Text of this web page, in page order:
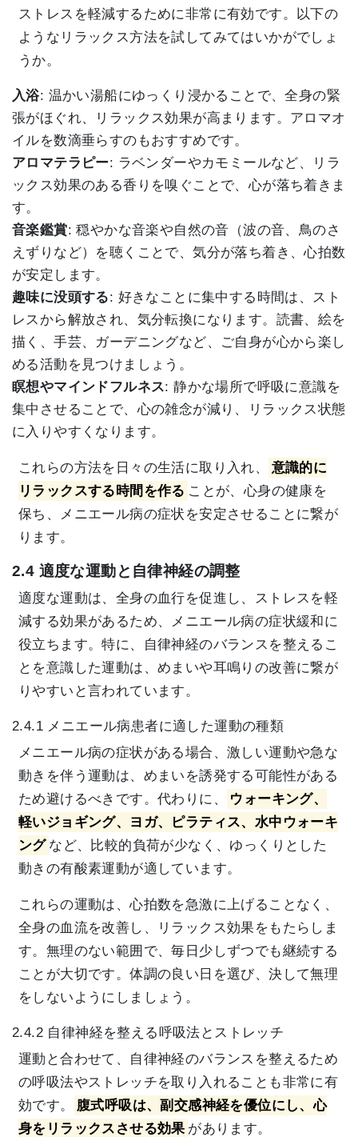
ストレスを軽減するために非常に有効です。以下の
ようなリラックス方法を試してみてはいかがでしょ
うか。
入浴: 温かい湯船にゆっくり浸かることで、全身の緊
張がほぐれ、リラックス効果が高まります。アロマオ
イルを数滴垂らすのもおすすめです。
アロマテラピー: ラベンダーやカモミールなど、リラ
ックス効果のある香りを嗅ぐことで、心が落ち着きま
す。
音楽鑑賞: 穏やかな音楽や自然の音（波の音、鳥のさ
えずりなど）を聴くことで、気分が落ち着き、心拍数
が安定します。
趣味に没頭する: 好きなことに集中する時間は、スト
レスから解放され、気分転換になります。読書、絵を
描く、手芸、ガーデニングなど、ご自身が心から楽し
める活動を見つけましょう。
瞑想やマインドフルネス: 静かな場所で呼吸に意識を
集中させることで、心の雑念が減り、リラックス状態
に入りやすくなります。
これらの方法を日々の生活に取り入れ、
意識的に
リラックスする時間を作る ことが、心身の健康を
保ち、メニエール病の症状を安定させることに繋が
ります。
2.4 適度な運動と自律神経の調整
適度な運動は、全身の血行を促進し、ストレスを軽
減する効果があるため、メニエール病の症状緩和に
役立ちます。特に、自律神経のバランスを整えるこ
とを意識した運動は、めまいや耳鳴りの改善に繋が
りやすいと言われています。
2.4.1 メニエール病患者に適した運動の種類
メニエール病の症状がある場合、激しい運動や急な
動きを伴う運動は、めまいを誘発する可能性がある
ため避けるべきです。代わりに、
ウォーキング、
軽いジョギング、ヨガ、ピラティス、水中ウォーキ
ング など、比較的負荷が少なく、ゆっくりとした
動きの有酸素運動が適しています。
これらの運動は、心拍数を急激に上げることなく、
全身の血流を改善し、リラックス効果をもたらしま
す。無理のない範囲で、毎日少しずつでも継続する
ことが大切です。体調の良い日を選び、決して無理
をしないようにしましょう。
2.4.2 自律神経を整える呼吸法とストレッチ
運動と合わせて、自律神経のバランスを整えるため
の呼吸法やストレッチを取り入れることも非常に有
効です。
腹式呼吸は、副交感神経を優位にし、心
身をリラックスさせる効果 があります。